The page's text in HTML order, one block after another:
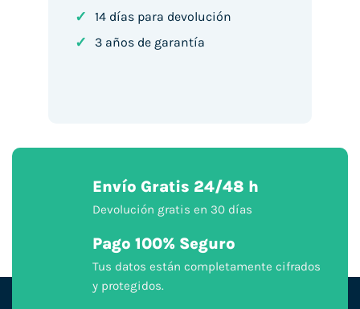
✓ 14 días para devolución
✓ 3 años de garantía
Envío Gratis 24/48 h
Devolución gratis en 30 días
Pago 100% Seguro
Tus datos están completamente cifrados
y protegidos.